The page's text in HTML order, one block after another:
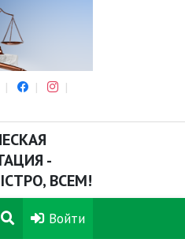
-
ВСЕМ!
Войти